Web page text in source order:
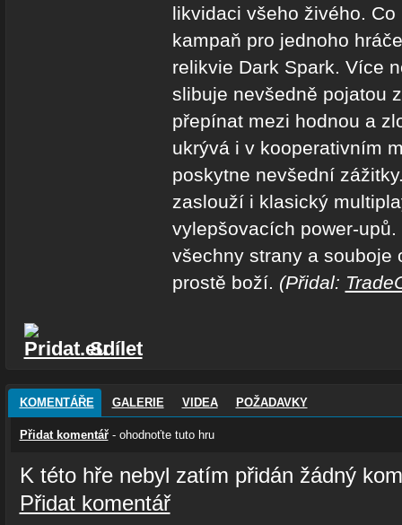
likvidaci všeho živého.
kampaň pro jednoho
relikvie Dark Spark. Více
slibuje nevšedně pojatou
přepínat mezi hodnou a
ukrývá i v kooperativním
poskytne nevšední
zaslouží i klasický
vylepšovacích power-
všechny strany a souboje
prostě boží. (Přidal:
Sdílet
KOMENTÁŘE GALERIE VIDEA POŽADAVKY
Přidat komentář- ohodnoťte tuto hru
K této hře nebyl zatím přidán žádný
Přidat komentář